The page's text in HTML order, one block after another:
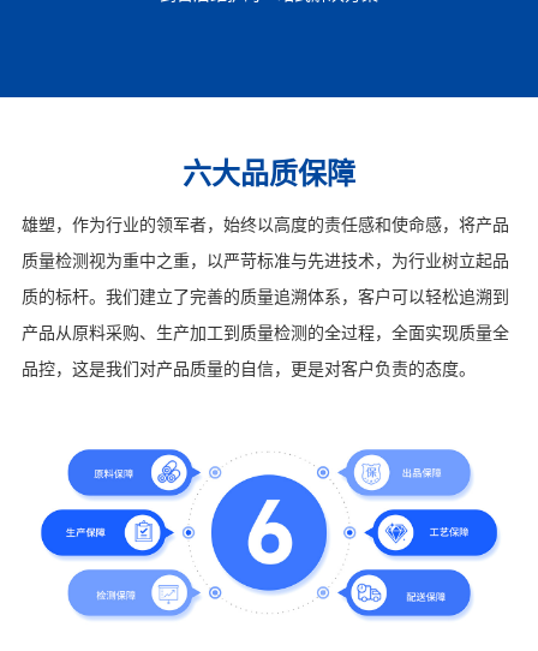
六大品质保障
雄塑，作为行业的领军者，始终以高度的责任感和使命感，将产品
质量检测视为重中之重，以严苛标准与先进技术，为行业树立起品
质的标杆。我们建立了完善的质量追溯体系，客户可以轻松追溯到
产品从原料采购、生产加工到质量检测的全过程，全面实现质量全
品控，这是我们对产品质量的自信，更是对客户负责的态度。